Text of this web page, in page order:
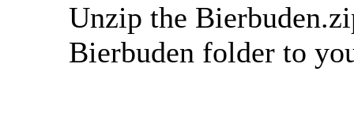
Unzip the
Bierbuden folder to